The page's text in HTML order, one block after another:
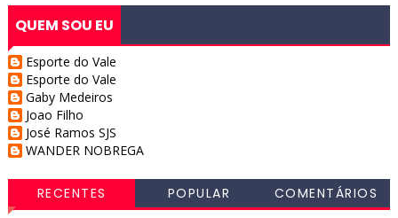
QUEM SOU EU
Esporte do Vale
Esporte do Vale
Gaby Medeiros
Joao Filho
José Ramos SJS
WANDER NOBREGA
RECENTES POPULAR COMENTÁRIOS